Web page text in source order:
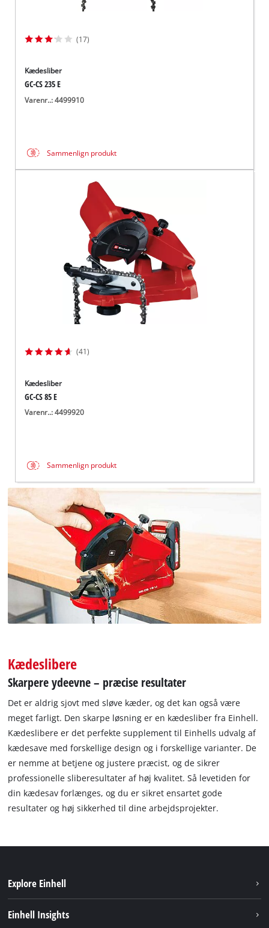
(17)
Kædesliber
GC-CS 235 E
Varenr..: 4499910
Sammenlign produkt
(41)
Kædesliber
GC-CS 85 E
Varenr..: 4499920
Sammenlign produkt
Kædeslibere
Skarpere ydeevne – præcise resultater
Det er aldrig sjovt med sløve kæder, og det kan også være
meget farligt. Den skarpe løsning er en kædesliber fra Einhell.
Kædeslibere er det perfekte supplement til Einhells udvalg af
kædesave med forskellige design og i forskellige varianter. De
er nemme at betjene og justere præcist, og de sikrer
professionelle sliberesultater af høj kvalitet. Så levetiden for
din kædesav forlænges, og du er sikret ensartet gode
resultater og høj sikkerhed til dine arbejdsprojekter.
Explore Einhell
Einhell Insights